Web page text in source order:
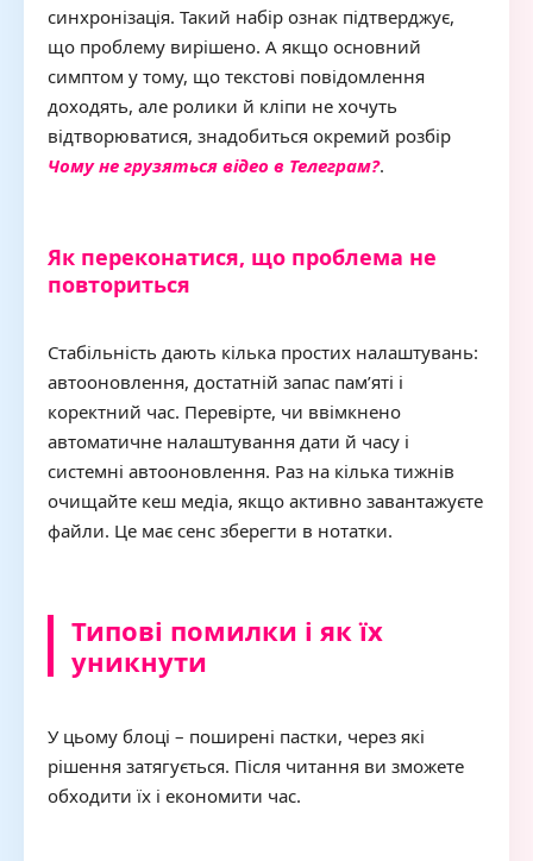
синхронізація. Такий набір ознак підтверджує,
що проблему вирішено. А якщо основний
симптом у тому, що текстові повідомлення
доходять, але ролики й кліпи не хочуть
відтворюватися, знадобиться окремий розбір
Чому не грузяться відео в Телеграм?.
Як переконатися, що проблема не
повториться
Стабільність дають кілька простих налаштувань:
автооновлення, достатній запас пам’яті і
коректний час. Перевірте, чи ввімкнено
автоматичне налаштування дати й часу і
системні автооновлення. Раз на кілька тижнів
очищайте кеш медіа, якщо активно завантажуєте
файли. Це має сенс зберегти в нотатки.
Типові помилки і як їх
уникнути
У цьому блоці – поширені пастки, через які
рішення затягується. Після читання ви зможете
обходити їх і економити час.